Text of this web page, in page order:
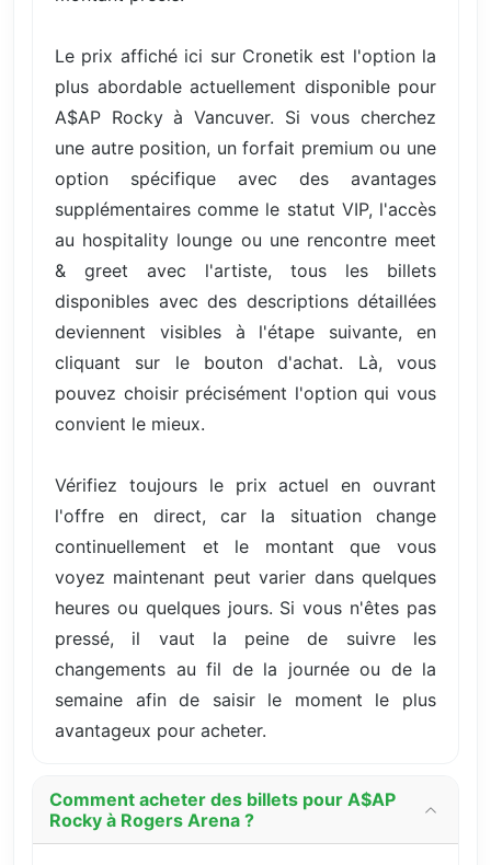
Le prix affiché ici sur Cronetik est l'option la
plus abordable actuellement disponible pour
A$AP Rocky à Vancuver. Si vous cherchez
une autre position, un forfait premium ou une
option spécifique avec des avantages
supplémentaires comme le statut VIP, l'accès
au hospitality lounge ou une rencontre meet
& greet avec l'artiste, tous les billets
disponibles avec des descriptions détaillées
deviennent visibles à l'étape suivante, en
cliquant sur le bouton d'achat. Là, vous
pouvez choisir précisément l'option qui vous
convient le mieux.
Vérifiez toujours le prix actuel en ouvrant
l'offre en direct, car la situation change
continuellement et le montant que vous
voyez maintenant peut varier dans quelques
heures ou quelques jours. Si vous n'êtes pas
pressé, il vaut la peine de suivre les
changements au fil de la journée ou de la
semaine afin de saisir le moment le plus
avantageux pour acheter.
Comment acheter des billets pour A$AP
Rocky à Rogers Arena ?